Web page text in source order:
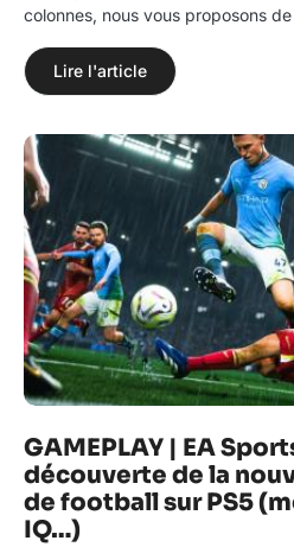
colonnes, nous vous proposons
Lire l'article
GAMEPLAY | EA
découverte de la
de football sur PS5
IQ…)